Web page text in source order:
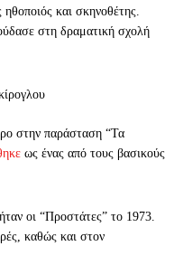
ηθοποιός και σκηνοθέτης.
στη δραματική σχολή
στην παράσταση “Τα
ως ένας από τους βασικούς
οι “Προστάτες” το 1973.
καθώς και στον